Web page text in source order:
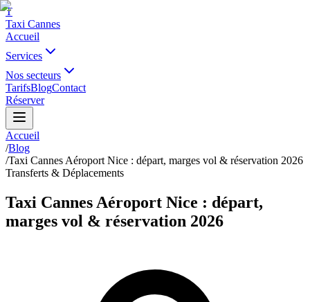
T
Taxi Cannes
Accueil
Services
Nos secteurs
TarifsBlogContact
Réserver
Accueil
/Blog
/Taxi Cannes Aéroport Nice : départ, marges vol & réservation 2026
Transferts & Déplacements
Taxi Cannes Aéroport Nice : départ,
marges vol & réservation 2026